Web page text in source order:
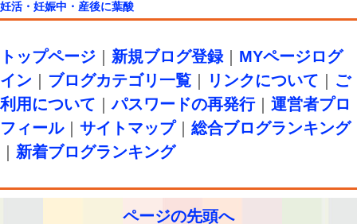
妊活・妊娠中・産後に葉酸
トップページ 新規ブログ登録｜ MYページログ
イン
ブログカテゴリ一覧 リンクについて
ご
利用について ｜パスワードの再発行｜ 運営者プロ
フィール｜ サイトマップ｜ 総合ブログランキング
新着ブログランキング
ページの先頭へ